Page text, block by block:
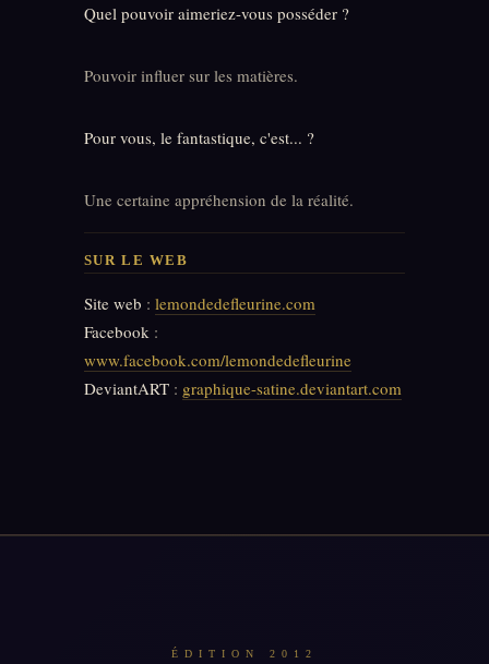
Quel pouvoir aimeriez-vous posséder ?
Pouvoir influer sur les matières.
Pour vous, le fantastique, c'est... ?
Une certaine appréhension de la réalité.
SUR LE WEB
Site web : lemondedefleurine.com
Facebook :
www.facebook.com/lemondedefleurine
DeviantART: graphique-satine.deviantart.com
ÉDITION 2012